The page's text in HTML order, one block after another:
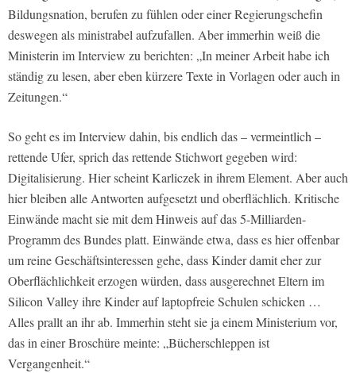
Bildungsnation, berufen zu fühlen oder einer Regierungschefin
deswegen als ministrabel aufzufallen. Aber immerhin weiß die
Ministerin im Interview zu berichten: „In meiner Arbeit habe ich
ständig zu lesen, aber eben kürzere Texte in Vorlagen oder auch in
Zeitungen.“
So geht es im Interview dahin, bis endlich das – vermeintlich –
rettende Ufer, sprich das rettende Stichwort gegeben wird:
Digitalisierung. Hier scheint Karliczek in ihrem Element. Aber auch
hier bleiben alle Antworten aufgesetzt und oberflächlich. Kritische
Einwände macht sie mit dem Hinweis auf das 5-Milliarden-
Programm des Bundes platt. Einwände etwa, dass es hier offenbar
um reine Geschäftsinteressen gehe, dass Kinder damit eher zur
Oberflächlichkeit erzogen würden, dass ausgerechnet Eltern im
Silicon Valley ihre Kinder auf laptopfreie Schulen schicken …
Alles prallt an ihr ab. Immerhin steht sie ja einem Ministerium vor,
das in einer Broschüre meinte: „Bücherschleppen ist
Vergangenheit.“